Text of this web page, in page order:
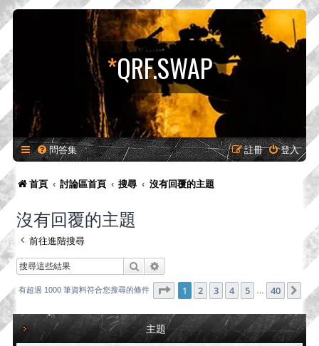
*QRF.SWAP
問答集 登入
註冊
首頁 討論區首頁 搜尋 沒有回覆的主題
沒有回覆的主題
前往進階搜尋
搜尋
有超過 1000 筆資料符合您搜尋的條件 第 1 頁 (共40 頁)
1 2 3 4 5 40 下
主題